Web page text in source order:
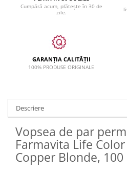
Cumpără acum, plătește în 30 de
zile.
GARANȚIA CALITĂȚII
100% PRODUSE ORIGINALE
Descriere
Vopsea de par
Farmavita Life
Copper Blonde, 100